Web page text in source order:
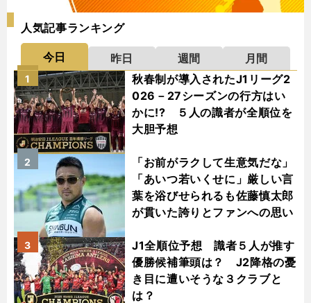
人気記事ランキング
今日 昨日 週間
月間
秋春制が導入されたJ1リーグ2
026－27シーズンの行方はい
かに!? ５人の識者が全順位を
大胆予想
1
「お前がラクして生意気だな」
「あいつ若いくせに」厳しい言
葉を浴びせられるも佐藤慎太郎
が貫いた誇りとファンへの思い
2
J1全順位予想 識者５人が推す
優勝候補筆頭は？ J2降格の憂
き目に遭いそうな３クラブと
は？
3